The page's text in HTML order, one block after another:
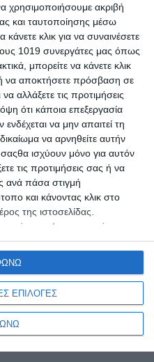
χρησιμοποιήσουμε ακριβή
και ταυτοποίησης μέσω
κλικ για να συναινέσετε
1019 συνεργάτες μας όπως
μπορείτε να κάνετε κλικ
ή να αποκτήσετε πρόσβαση σε
αλλάξετε τις προτιμήσεις
ότι κάποια επεξεργασία
να μην απαιτεί τη
να αρνηθείτε αυτήν
ισχύουν μόνο για αυτόν
τις προτιμήσεις σας ή να
ανά πάσα στιγμή
και κάνοντας κλικ στο
της ιστοσελίδας.
ιστότοπος/η εφαρμογή
υπηρεσίες της Google και
επίσκεψης ή
για να δώσετε ή να
Google και τις σημάνσεις
δεδομένων σας για τους
στην ενότητα
ΕΠΙΛΟΓΕΣ
πλάνο. Διακοπές και
τα αστέρια.